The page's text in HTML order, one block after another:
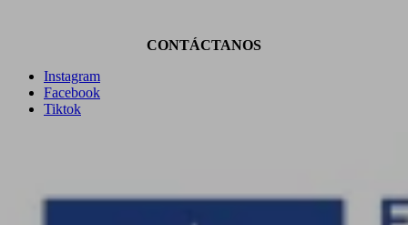
CONTÁCTANOS
Instagram
Facebook
Tiktok